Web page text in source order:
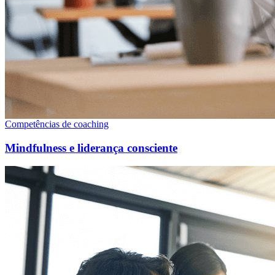
Competências de coaching
Mindfulness e liderança consciente